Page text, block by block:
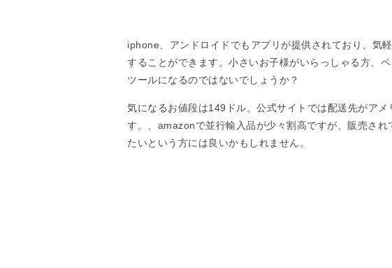
iphone、アンドロイドでもアプリが提供されており、気
することができます。小さいお子様がいらっしゃる方、
ツールになるのではないでしょうか？
気になるお値段は149ドル。公式サイトでは配送先がアメ
す。、amazonで並行輸入品が少々割高ですが、販売さ
たいという方には良いかもしれません。